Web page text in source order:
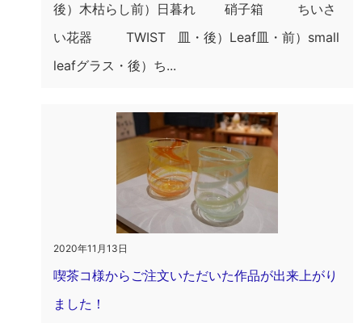
後）木枯らし前）日暮れ 硝子箱 ちいさ
い花器 TWIST 皿・後）Leaf皿・前）small
leafグラス・後）ち...
2020年11月13日
喫茶コ様からご注文いただいた作品が出来上がり
ました！